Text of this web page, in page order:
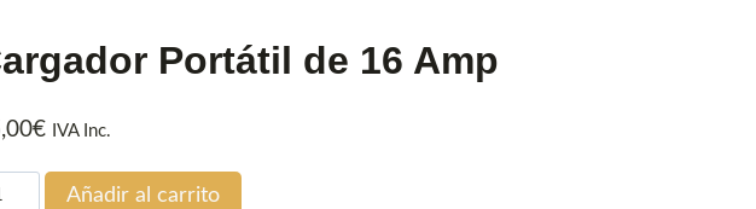
Portátil de 16 Amp
€ IVA Inc.
Añadir al carrito